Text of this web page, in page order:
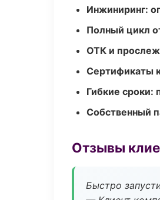
Инжиниринг:
Полный цикл
ОТК и
Сертификаты
Гибкие сроки:
Собственный
Отзывы
Быстро